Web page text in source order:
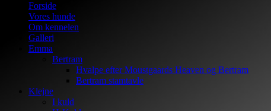
Forside
Vores hunde
Om kennelen
Galleri
Emma
Bertram
Hvalpe efter Moustgaards Heaven og Bertram
Bertram stamtavle
Klejne
I kuld